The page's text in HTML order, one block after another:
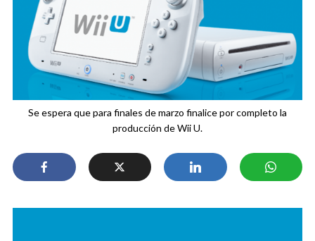
Se espera que para finales de marzo finalice por completo la
producción de Wii U.